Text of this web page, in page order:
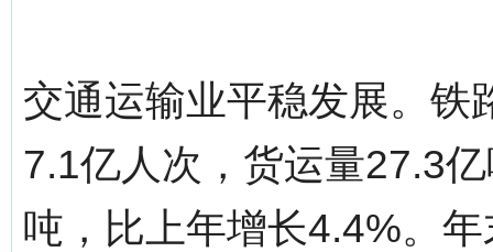
交通运输业平稳发展。铁
7.1亿人次，货运量27.3
吨，比上年增长4.4%。